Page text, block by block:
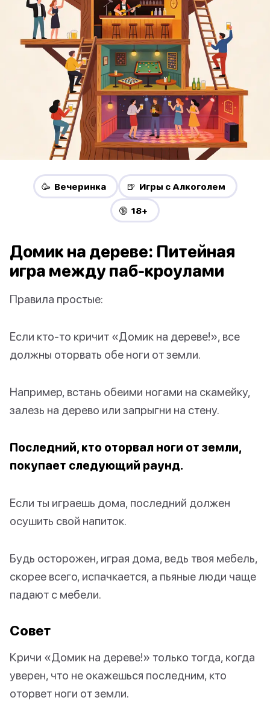
🥳 Вечеринка 🍺 Игры с Алкоголем
🔞 18+
Домик на дереве: Питейная
игра между паб-кроулами
Правила простые:
Если кто-то кричит «Домик на дереве!», все
должны оторвать обе ноги от земли.
Например, встань обеими ногами на скамейку,
залезь на дерево или запрыгни на стену.
Последний, кто оторвал ноги от земли,
покупает следующий раунд.
Если ты играешь дома, последний должен
осушить свой напиток.
Будь осторожен, играя дома, ведь твоя мебель,
скорее всего, испачкается, а пьяные люди чаще
падают с мебели.
Совет
Кричи «Домик на дереве!» только тогда, когда
уверен, что не окажешься последним, кто
оторвет ноги от земли.